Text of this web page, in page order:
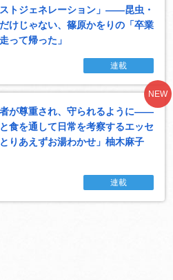
トジェネレーション」――昆虫・
けじゃない、篠原かをりの「卒業
って帰った」
連載
が尊重され、守られるように――
食を通して日常を考察するエッセ
りあえずお湯わかせ」柚木麻子
連載
NEW